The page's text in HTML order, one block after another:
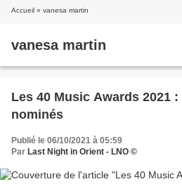
Accueil » vanesa martin
vanesa martin
Les 40 Music Awards 2021
nominés
Publié le 06/10/2021 à 05:59
Par Last Night in Orient - LNO ©